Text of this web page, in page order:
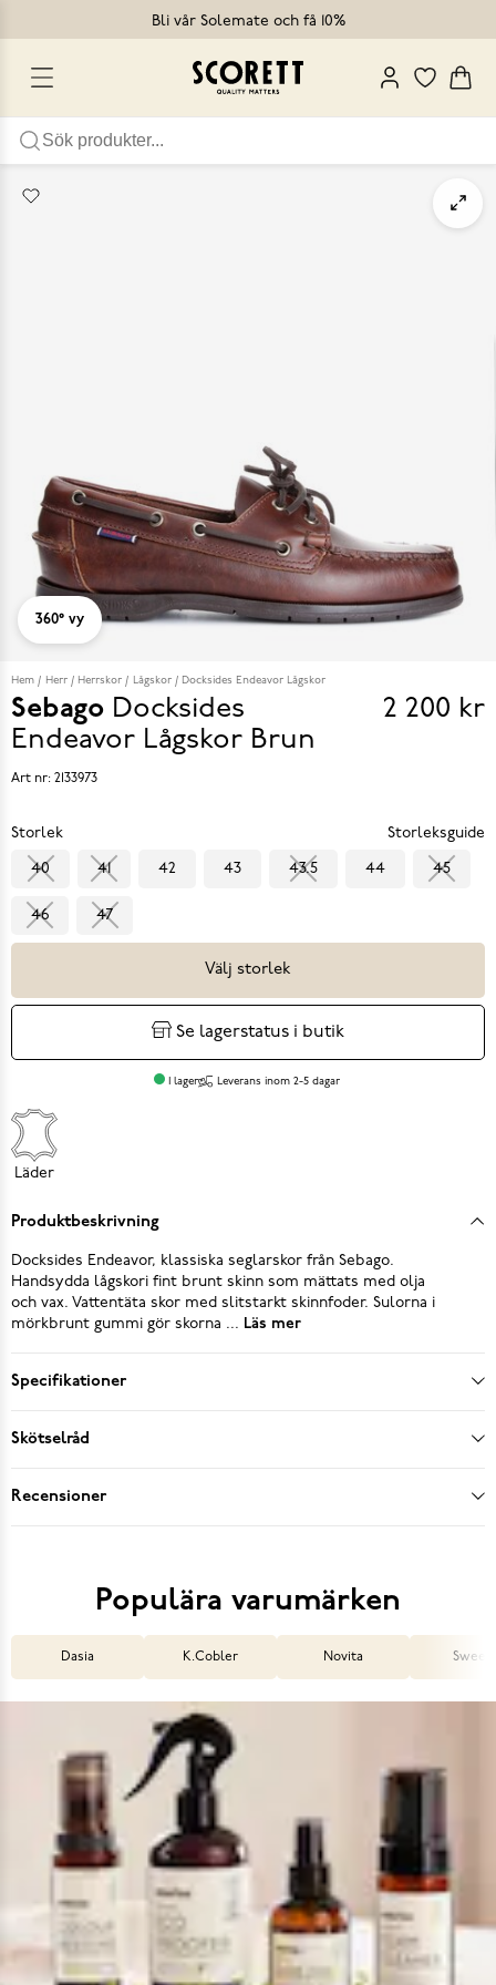
Bli vår Solemate och få 10%
360° vy
Hem Herr Herrskor Lågskor Docksides Endeavor Lågskor
Sebago Docksides
Endeavor Lågskor Brun
Pris
2 200 kr
Art nr: 2133973
Storlek Storleksguide
40 41 42 43 43.5 44 45
46 47
Välj storlek
Se lagerstatus i butik
I lager Leverans inom 2-5 dagar
Läder
Produktbeskrivning
Docksides Endeavor, klassiska seglarskor från Sebago.
Handsydda lågskori fint brunt skinn som mättats med olja
och vax. Vattentäta skor med slitstarkt skinnfoder. Sulorna i
mörkbrunt gummi gör skorna ... Läs mer
Specifikationer
Skötselråd
Recensioner
Populära varumärken
Dasia K.Cobler Novita